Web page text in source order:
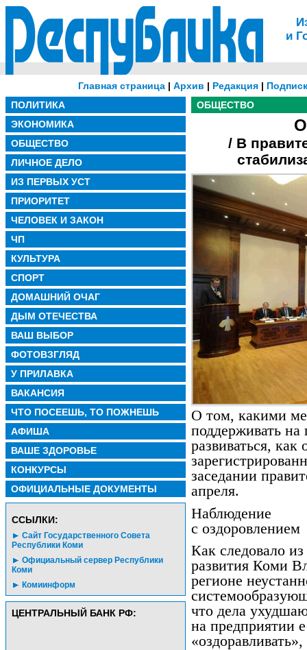
и
Главная страница| Архив | Редакция|
ПОЛИТИКА
ЭКОНОМИКА
ОБЩЕСТВО
ЛИЧНОЕ ДЕЛО
ИЗ ПЕРВЫХ УСТ
ПРИОРИТЕТ
ЧЕЛОВЕК И ЗАКОН
ЧП
КУЛЬТУРА
СПОРТ
ДОМАШНИЙ ОЧАГ
ДЫМ ОТЕЧЕСТВА
ВАШ ВЫБОР
ФОТОВЗГЛЯД
У ПРИЛАВКА
ВАКАНСИЯ
ЧТО ПОСЕЕШЬ, ТО ПОЖНЕШЬ
АФИША
ВАШЕ ЗДОРОВЬЕ
КОНКУРСЫ
ОФИЦИАЛЬНЫЕ ДОКУМЕНТЫ
CСЫЛКИ:
Сайт Государственного Совета
Республики Коми
Официальный сервер Республики
Коми
Комиинформ
ЦЕНТРАЛЬНЫЙ БАНК РФ:
ОБЩЕСТВО
/ В
О том, какими
поддерживать
развиваться,
заседании
апреля.
Наблюдение
с оздоровлением
Как следовало
развития Коми
регионе
что дела
на предприятии